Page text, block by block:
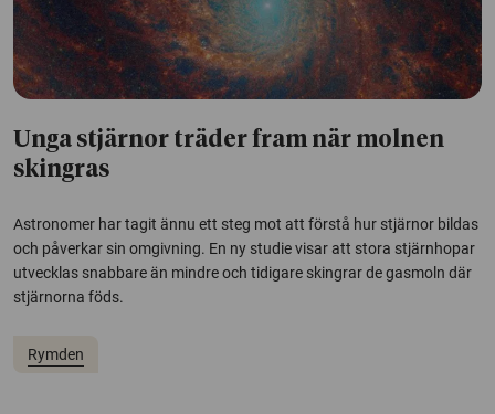
Unga stjärnor träder fram när molnen
skingras
Astronomer har tagit ännu ett steg mot att förstå hur stjärnor bildas
och påverkar sin omgivning. En ny studie visar att stora stjärnhopar
utvecklas snabbare än mindre och tidigare skingrar de gasmoln där
stjärnorna föds.
Rymden